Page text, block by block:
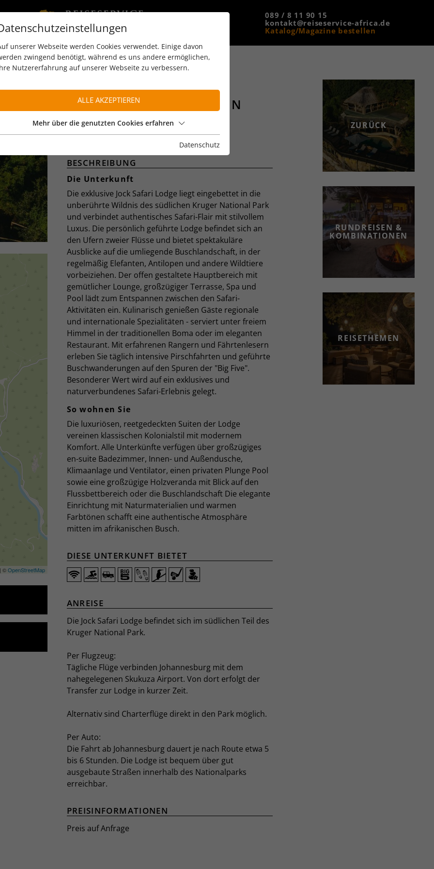
089 / 8 11 90 15
kontakt@reiseservice-africa.de
Katalog/Magazine bestellen
©OpenStreetMap
JOCK SAFARI LODGE MAIN
JOCK
Kruger Nationalpark
BESCHREIBUNG
Die Unterkunft
Die exklusive Jock Safari Lodge liegt eingebettet in die
unberührte Wildnis des südlichen Kruger National Park
und verbindet authentisches Safari-Flair mit stilvollem
Luxus. Die persönlich geführte Lodge befindet sich an
den Ufern zweier Flüsse und bietet spektakuläre
Ausblicke auf die umliegende Buschlandschaft, in der
regelmäßig Elefanten, Antilopen und andere Wildtiere
vorbeiziehen. Der offen gestaltete Hauptbereich mit
gemütlicher Lounge, großzügiger Terrasse, Spa und
Pool lädt zum Entspannen zwischen den Safari-
Aktivitäten ein. Kulinarisch genießen Gäste regionale
und internationale Spezialitäten - serviert unter freiem
Himmel in der traditionellen Boma oder im eleganten
Restaurant. Mit erfahrenen Rangern und Fährtenlesern
erleben Sie täglich intensive Pirschfahrten und geführte
Buschwanderungen auf den Spuren der "Big Five".
Besonderer Wert wird auf ein exklusives und
naturverbundenes Safari-Erlebnis gelegt.
So wohnen Sie
Die luxuriösen, reetgedeckten Suiten der Lodge
vereinen klassischen Kolonialstil mit modernem
Komfort. Alle Unterkünfte verfügen über großzügiges
en-suite Badezimmer, Innen- und Außendusche,
Klimaanlage und Ventilator, einen privaten Plunge Pool
sowie eine großzügige Holzveranda mit Blick auf den
Flussbettbereich oder die Buschlandschaft Die elegante
Einrichtung mit Naturmaterialien und warmen
Farbtönen schafft eine authentische Atmosphäre
mitten im afrikanischen Busch.
DIESE UNTERKUNFT BIETET
ANREISE
Die Jock Safari Lodge befindet sich im südlichen Teil des
Kruger National Park.
Per Flugzeug:
Tägliche Flüge verbinden Johannesburg mit dem
nahegelegenen Skukuza Airport. Von dort erfolgt der
Transfer zur Lodge in kurzer Zeit.
Alternativ sind Charterflüge direkt in den Park möglich.
Per Auto:
Die Fahrt ab Johannesburg dauert je nach Route etwa 5
bis 6 Stunden. Die Lodge ist bequem über gut
ausgebaute Straßen innerhalb des Nationalparks
erreichbar.
PREISINFORMATIONEN
Preis auf Anfrage
ZURÜCK
RUNDREISEN &
KOMBINATIONEN
REISETHEMEN
unserer Webseite werden Cookies verwendet. Einige davon
zwingend benötigt, während es uns andere ermöglichen,
Nutzererfahrung auf unserer Webseite zu verbessern.
ALLE AKZEPTIEREN
Mehr über die genutzten Cookies erfahren
Datenschutz